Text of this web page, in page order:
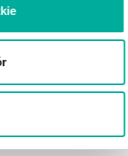
osobowych
urządzeń
elektroniczną(rozwiń)